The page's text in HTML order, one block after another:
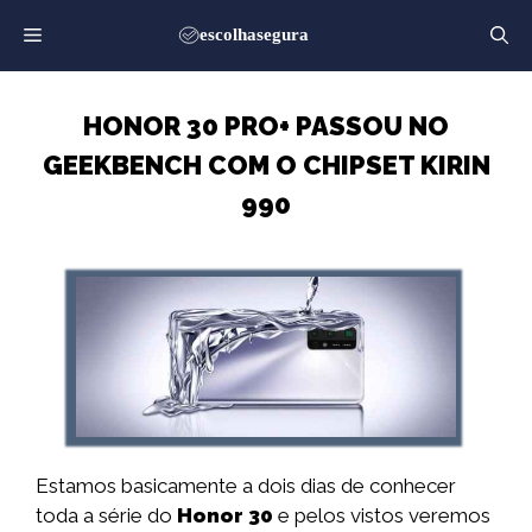
para
o
HONOR 30 PRO+ PASSOU NO
GEEKBENCH COM O CHIPSET KIRIN
990
Estamos basicamente a dois dias de conhecer
toda a série do Honor 30 e pelos vistos veremos